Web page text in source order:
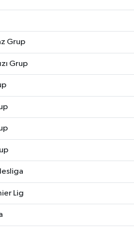
Grup
Grup
Lig
LEZZETLERİ